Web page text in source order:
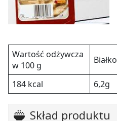
Wartość odżywcza
w 100 g
Białko
184 kcal 6,2g
Skład produktu